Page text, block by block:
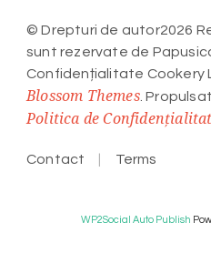
© Drepturi de autor2026
sunt rezervate de
Confidențialitate Cookery
Blossom Themes.
Politica de
Contact Terms
WP2Social Auto Publish